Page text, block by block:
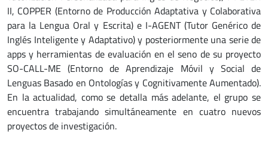
II, COPPER (Entorno de Producción Adaptativa y Colaborativa
para la Lengua Oral y Escrita) e I-AGENT (Tutor Genérico de
Inglés Inteligente y Adaptativo) y posteriormente una serie de
apps y herramientas de evaluación en el seno de su proyecto
SO-CALL-ME (Entorno de Aprendizaje Móvil y Social de
Lenguas Basado en Ontologías y Cognitivamente Aumentado).
En la actualidad, como se detalla más adelante, el grupo se
encuentra trabajando simultáneamente en cuatro nuevos
proyectos de investigación.